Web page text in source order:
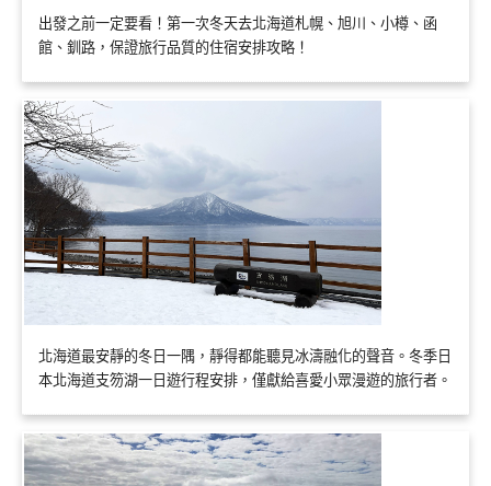
出發之前一定要看！第一次冬天去北海道札幌、旭川、小樽、函
館、釧路，保證旅行品質的住宿安排攻略！
北海道最安靜的冬日一隅，靜得都能聽見冰濤融化的聲音。冬季日
本北海道支笏湖一日遊行程安排，僅獻給喜愛小眾漫遊的旅行者。